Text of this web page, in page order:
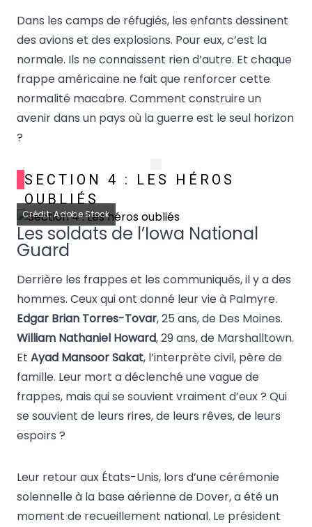
Dans les camps de réfugiés, les enfants dessinent
des avions et des explosions. Pour eux, c’est la
normale. Ils ne connaissent rien d’autre. Et chaque
frappe américaine ne fait que renforcer cette
normalité macabre. Comment construire un
avenir dans un pays où la guerre est le seul horizon
?
SECTION 4 : LES HÉROS
OUBLIÉS
Crédit: Adobe Stock
Les soldats de l’Iowa National
Guard
Derrière les frappes et les communiqués, il y a des
hommes. Ceux qui ont donné leur vie à Palmyre.
Edgar Brian Torres-Tovar, 25 ans, de Des Moines.
William Nathaniel Howard, 29 ans, de Marshalltown.
Et Ayad Mansoor Sakat, l’interprète civil, père de
famille. Leur mort a déclenché une vague de
frappes, mais qui se souvient vraiment d’eux ? Qui
se souvient de leurs rires, de leurs rêves, de leurs
espoirs ?
Leur retour aux États-Unis, lors d’une cérémonie
solennelle à la base aérienne de Dover, a été un
moment de recueillement national. Le président